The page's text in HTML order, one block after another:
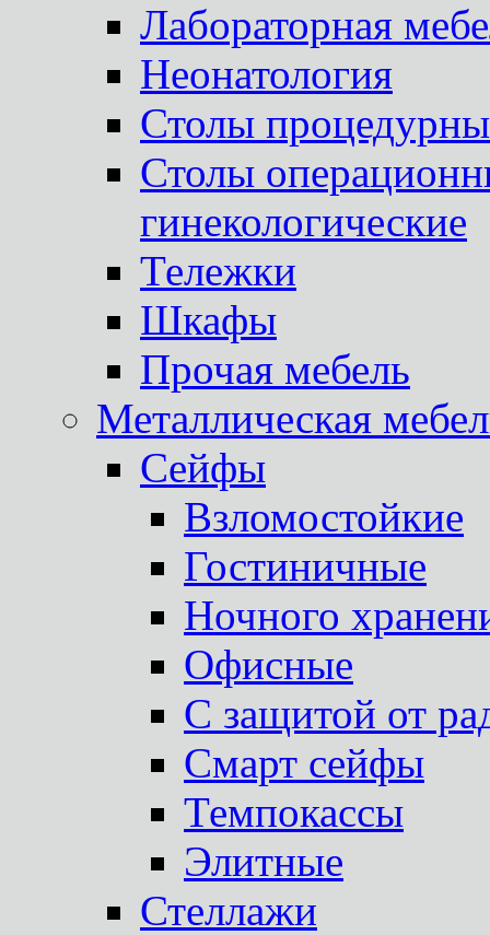
Лабораторная
Неонатология
Столы
Столы
гинекологические
Тележки
Шкафы
Прочая мебель
Металлическая
Сейфы
Взломостойкие
Гостиничные
Ночного
Офисные
С защитой от
Смарт сейфы
Темпокассы
Элитные
Стеллажи